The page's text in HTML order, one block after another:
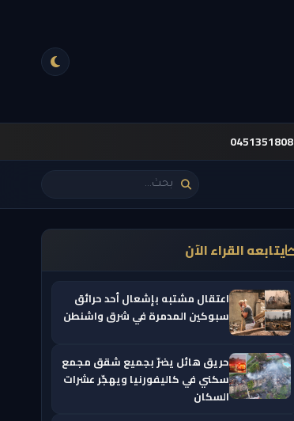
0451351808
يتابعه القراء الآن
اعتقال مشتبه بإشعال أحد حرائق
سبوكين المدمرة في شرق واشنطن
حريق هائل يضرّ بجميع شقق مجمع
سكني في كاليفورنيا ويهجّر عشرات
السكان